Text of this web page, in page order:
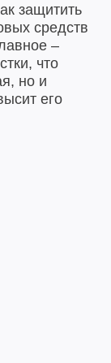
защитить
средств
–
что
но и
его